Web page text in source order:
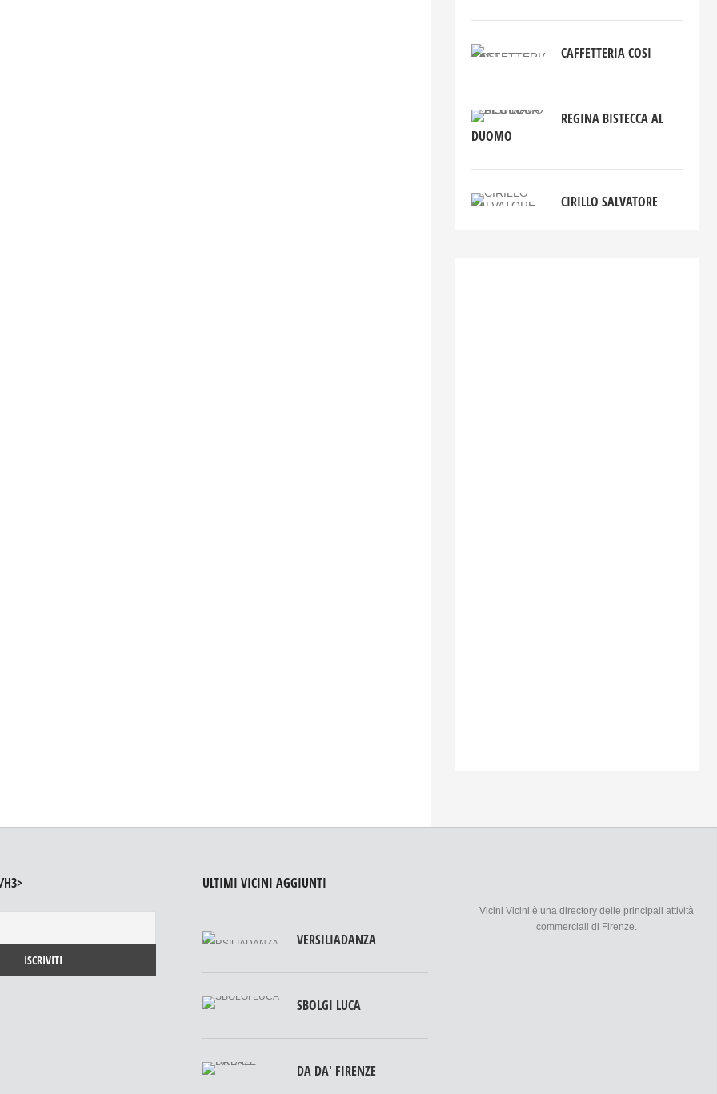
CAFFETTERIA COSI
REGINA BISTECCA AL
DUOMO
CIRILLO SALVATORE
H3> ULTIMI VICINI AGGIUNTI
VERSILIADANZA
SBOLGI LUCA
DA DA' FIRENZE
Vicini Vicini è una directory delle principali attività
commerciali di Firenze.